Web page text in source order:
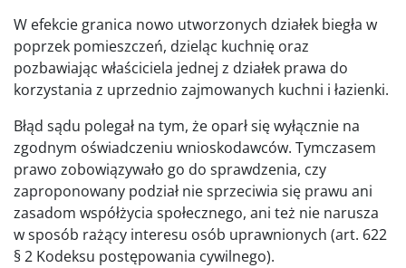
W efekcie granica nowo utworzonych działek biegła w
poprzek pomieszczeń, dzieląc kuchnię oraz
pozbawiając właściciela jednej z działek prawa do
korzystania z uprzednio zajmowanych kuchni i łazienki.
Błąd sądu polegał na tym, że oparł się wyłącznie na
zgodnym oświadczeniu wnioskodawców. Tymczasem
prawo zobowiązywało go do sprawdzenia, czy
zaproponowany podział nie sprzeciwia się prawu ani
zasadom współżycia społecznego, ani też nie narusza
w sposób rażący interesu osób uprawnionych (art. 622
§ 2 Kodeksu postępowania cywilnego).